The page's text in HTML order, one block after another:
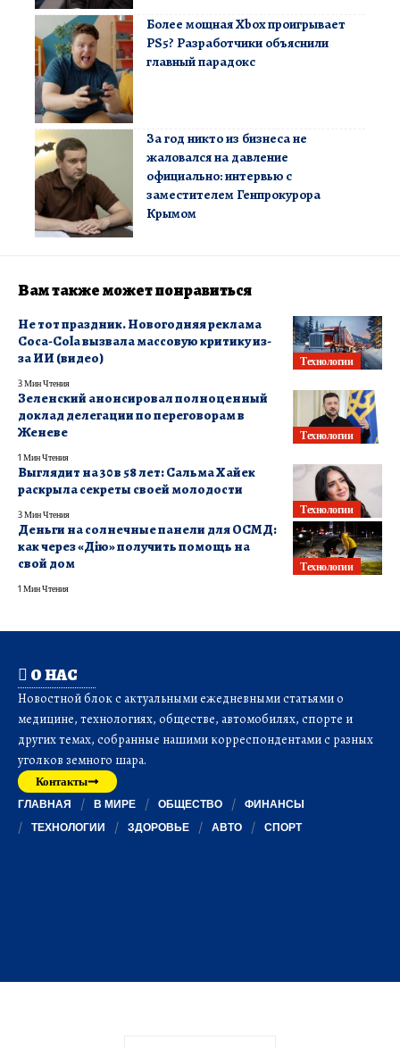
Более мощная Xbox проигрывает
PS5? Разработчики объяснили
главный парадокс
За год никто из бизнеса не
жаловался на давление
официально: интервью с
заместителем Генпрокурора
Крымом
Вам также может понравиться
Технологии
Не тот праздник. Новогодняя реклама
Coca-Cola вызвала массовую критику из-
за ИИ (видео)
3 Мин Чтения
Технологии
Зеленский анонсировал полноценный
доклад делегации по переговорам в
Женеве
1 Мин Чтения
Технологии
Выглядит на 30 в 58 лет: Сальма Хайек
раскрыла секреты своей молодости
3 Мин Чтения
Технологии
Деньги на солнечные панели для ОСМД:
как через «Дію» получить помощь на
свой дом
1 Мин Чтения
О НАС
Новостной блок с актуальными ежедневными статьями о
медицине, технологиях, обществе, автомобилях, спорте и
других темах, собранные нашими корреспондентами с разных
уголков земного шара.
Контакты
ГЛАВНАЯ В МИРЕ ОБЩЕСТВО
ФИНАНСЫ
ТЕХНОЛОГИИ
ЗДОРОВЬЕ АВТО СПОРТ